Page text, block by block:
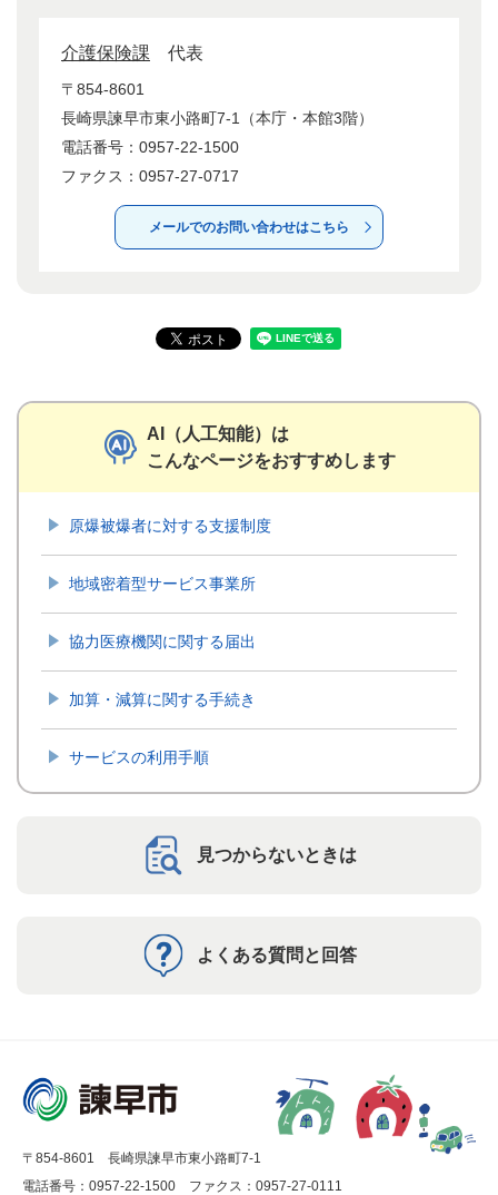
介護保険課 代表
〒854-8601
長崎県諫早市東小路町7-1（本庁・本館3階）
電話番号：0957-22-1500
ファクス：0957-27-0717
メールでのお問い合わせはこちら
AI（人工知能）は
こんなページをおすすめします
原爆被爆者に対する支援制度
地域密着型サービス事業所
協力医療機関に関する届出
加算・減算に関する手続き
サービスの利用手順
見つからないときは
よくある質問と回答
〒854-8601 長崎県諫早市東小路町7-1
電話番号：0957-22-1500
ファクス：0957-27-0111